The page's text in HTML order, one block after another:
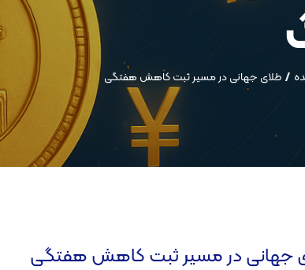
طلای جهانی در مسیر ثبت کاهش هفتگی
جهانی در مسیر ثبت کاهش هفتگی